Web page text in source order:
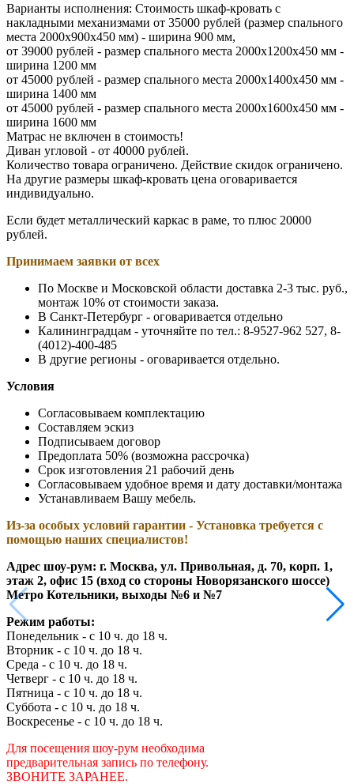
Варианты исполнения: Стоимость шкаф-кровать с
накладными механизмами от 35000 рублей (размер спального
места 2000х900х450 мм) - ширина 900 мм,
от 39000 рублей - размер спального места 2000х1200х450 мм -
ширина 1200 мм
от 45000 рублей - размер спального места 2000х1400х450 мм -
ширина 1400 мм
от 45000 рублей - размер спального места 2000х1600х450 мм -
ширина 1600 мм
Матрас не включен в стоимость!
Диван угловой - от 40000 рублей.
Количество товара ограничено. Действие скидок ограничено.
На другие размеры шкаф-кровать цена оговаривается
индивидуально.
Если будет металлический каркас в раме, то плюс 20000
рублей.
Принимаем заявки от всех
По Москве и Московской области доставка 2-3 тыс. руб.,
монтаж 10% от стоимости заказа.
В Санкт-Петербург - оговаривается отдельно
Калининградцам - уточняйте по тел.: 8-9527-962 527, 8-
(4012)-400-485
В другие регионы - оговаривается отдельно.
Условия
Согласовываем комплектацию
Составляем эскиз
Подписываем договор
Предоплата 50% (возможна рассрочка)
Срок изготовления 21 рабочий день
Согласовываем удобное время и дату доставки/монтажа
Устанавливаем Вашу мебель.
Из-за особых условий гарантии - Установка требуется с
помощью наших специалистов!
Адрес шоу-рум: г. Москва, ул. Привольная, д. 70, корп. 1,
этаж 2, офис 15 (вход со стороны Новорязанского шоссе)
Метро Котельники, выходы №6 и №7
Режим работы:
Понедельник - с 10 ч. до 18 ч.
Вторник - с 10 ч. до 18 ч.
Среда - с 10 ч. до 18 ч.
Четверг - с 10 ч. до 18 ч.
Пятница - с 10 ч. до 18 ч.
Суббота - с 10 ч. до 18 ч.
Воскресенье - с 10 ч. до 18 ч.
Для посещения шоу-рум необходима
предварительная запись по телефону.
ЗВОНИТЕ ЗАРАНЕЕ.